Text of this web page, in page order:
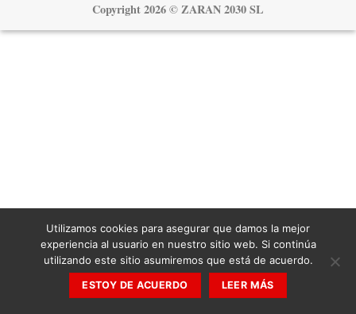
Copyright 2026 ©ZARAN 2030 SL
Utilizamos cookies para asegurar que damos la mejor
experiencia al usuario en nuestro sitio web. Si continúa
utilizando este sitio asumiremos que está de acuerdo.
ESTOY DE ACUERDO LEER MÁS